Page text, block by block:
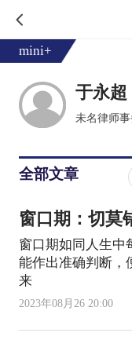
mini+
于永超
未名律师
全部文章
窗口期：切莫
窗口期如同人生中
能作出准确判断，
来
2023年08月26 20:00